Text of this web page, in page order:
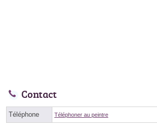
Contact
Téléphone Téléphoner au peintre